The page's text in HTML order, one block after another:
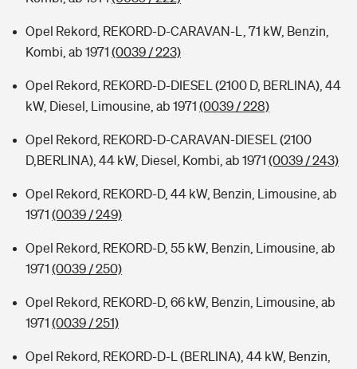
Opel Rekord, REKORD-D-CARAVAN-L, 71 kW, Benzin,
Kombi, ab 1971 (0039 / 223)
Opel Rekord, REKORD-D-DIESEL (2100 D, BERLINA), 44
kW, Diesel, Limousine, ab 1971 (0039 / 228)
Opel Rekord, REKORD-D-CARAVAN-DIESEL (2100
D,BERLINA), 44 kW, Diesel, Kombi, ab 1971 (0039 / 243)
Opel Rekord, REKORD-D, 44 kW, Benzin, Limousine, ab
1971 (0039 / 249)
Opel Rekord, REKORD-D, 55 kW, Benzin, Limousine, ab
1971 (0039 / 250)
Opel Rekord, REKORD-D, 66 kW, Benzin, Limousine, ab
1971 (0039 / 251)
Opel Rekord, REKORD-D-L (BERLINA), 44 kW, Benzin,